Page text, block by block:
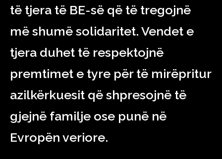
të tjera të BE-së që të tregojnë
më shumë solidaritet. Vendet e
tjera duhet të respektojnë
premtimet e tyre për të mirëpritur
azilkërkuesit që shpresojnë të
gjejnë familje ose punë në
Evropën veriore.